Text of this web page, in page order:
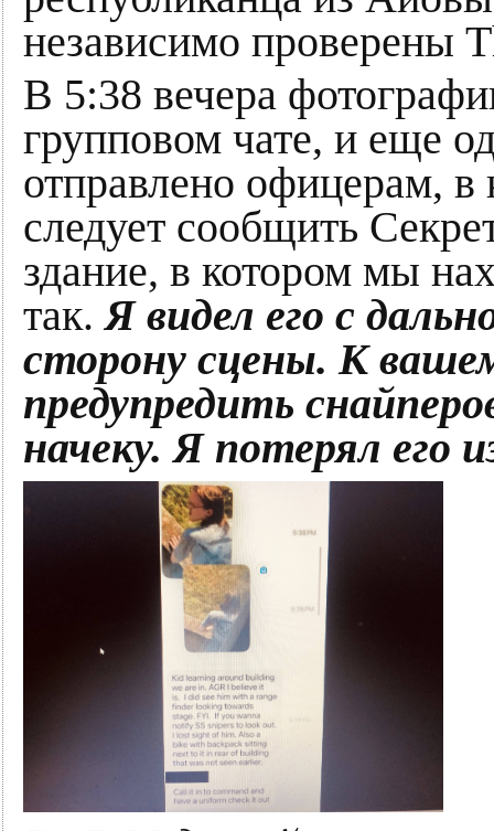
независимо проверены
В 5:38 вечера
групповом чате, и еще
отправлено офицерам, в
следует сообщить
здание, в котором мы
так.Я видел его с
сторону сцены. К
предупредить
начеку. Я потерял его